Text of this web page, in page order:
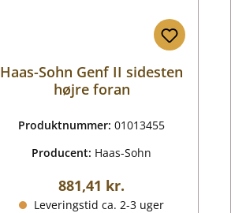
Haas-Sohn Genf II sidesten
højre foran
Produktnummer:01013455
Producent: Haas-Sohn
Almindelig pris:
881,41 kr.
Leveringstid ca. 2-3 uger